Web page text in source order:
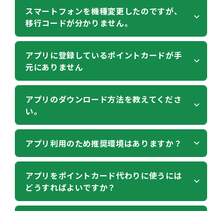
ポイントを貯める、保有ポイントの確認、おトクー
ポンの発券予約、チラシの閲覧、店舗検索、アプリ
限定クーポンの獲得・利用、イベント情報の取得な
いません。）
※ザグザグ公式アプリは、ザグザグポイントカード
会員様限定のサービスです。
お持ちでない方は、店頭にてお申しつけください。
本アプリは無料でご利用いただけます。
利用時にかかる通信費用はお客様のご負担となりま
す。
スマートフォンを機種変更したのですが、
移行コードが分かりません。
■機種変更前のスマートフォンが手元にある
お手元に機種変更前の古いスマートフォンがあり、
ザグザグのアプリがまだ残っている場合は移行コー
ドの確認が可能です。
古いスマートフォンのアプリを開いていただき、ホ
ーム左上の「メニュー」
[アプリ移行コード表示]
より、ご確認いただけます。
■機種変更前の端末が手元にないまたはザグザグア
プリを削除してしまっている
お手元に機種変更前の古い端末がないまたはザグザ
グアプリを削除済みの場合は、移行コードが確認で
アプリに登録しているポイントカードが手
元にありません
お手数ですが、お近くのザグザグ店舗へご来店くだ
さい。
イントの補償は承っておりません。申し訳ございま
せんが、新たにポイントカードを新規で作成してい
ただきます。（入会金100円が必要です。）新たにポ
イントカードを作成した場合、新たに作ったポイン
トカードで再度アプリ登録を行ってください。
アプリのダウンロード方法を教えてくださ
い。
お使いのスマートフォンがiPhoneの場合は【App
Store】で、Android の場合は【Google Play】で
ダウンロードできます。
ダウンロードページを検索する場合は、「ザグザグ
公式」で検索してください。
アプリ利用のため推奨環境はありますか？
本アプリのご利用には、iOS15・Android9.0以降の
スマートフォンが必要です。
タブレット端末は対応しておりません。
アプリをポイントカード代わりに使うには
どうすればよいですか？